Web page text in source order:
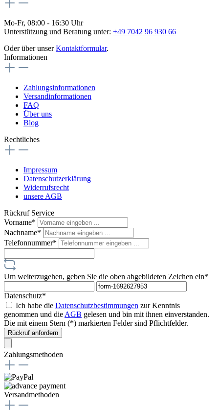
Mo-Fr, 08:00 - 16:30 Uhr
Unterstützung und Beratung unter: +49 7042 96 930 66
Oder über unserKontaktformular.
Informationen
Zahlungsinformationen
Versandinformationen
FAQ
Über uns
Blog
Rechtliches
Impressum
Datenschutzerklärung
Widerrufsrecht
unsere AGB
Rückruf Service
Vorname*
Nachname*
Telefonnummer*
Um weiterzugehen, geben Sie die oben abgebildeten Zeichen ein*
Datenschutz*
Ich habe die Datenschutzbestimmungen zur Kenntnis
genommen und die AGB gelesen und bin mit ihnen einverstanden.
Die mit einem Stern (*) markierten Felder sind Pflichtfelder.
Rückruf anfordern
Zahlungsmethoden
Versandmethoden